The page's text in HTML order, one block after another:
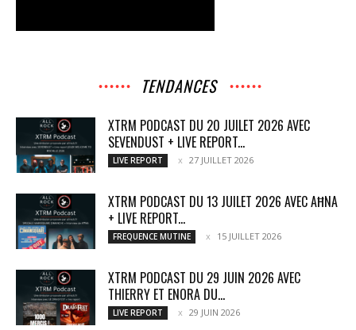
TENDANCES
XTRM PODCAST DU 20 JUILET 2026 AVEC
SEVENDUST + LIVE REPORT...
LIVE REPORT 27 JUILLET 2026
XTRM PODCAST DU 13 JUILET 2026 AVEC AĦNA
+ LIVE REPORT...
FREQUENCE MUTINE 15 JUILLET 2026
XTRM PODCAST DU 29 JUIN 2026 AVEC
THIERRY ET ENORA DU...
LIVE REPORT 29 JUIN 2026